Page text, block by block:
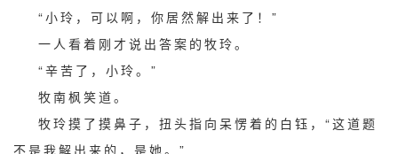
“小玲，可以啊，你居然解出来了！”
一人看着刚才说出答案的牧玲。
“辛苦了，小玲。”
牧南枫笑道。
牧玲摸了摸鼻子，扭头指向呆愣着的白钰，“这道题
不是我解出来的，是她。”